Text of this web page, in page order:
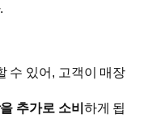
수 있어, 고객이 매장
추가로 소비 하게 됩